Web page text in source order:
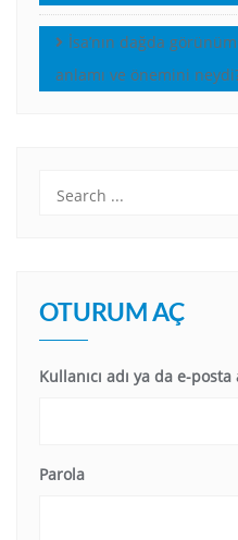
İsa’nın dağda
anlamı ve önemini
OTURUM AÇ
Kullanıcı adı ya da e-
Parola